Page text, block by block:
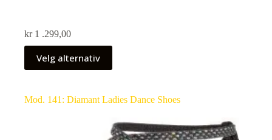
kr1 .299,00
Velg alternativ
Mod. 141: Diamant Ladies Dance Shoes